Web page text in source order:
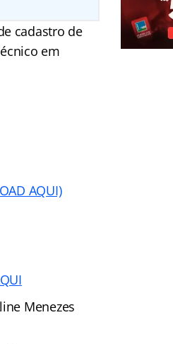
cadastro de
em
AQUI)
Menezes